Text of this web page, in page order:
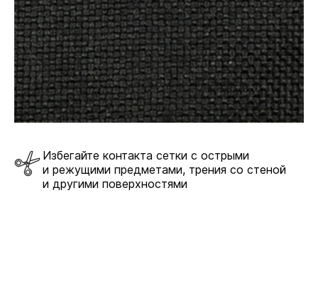
Избегайте контакта сетки с острыми
и режущими предметами, трения со стеной
и другими поверхностями